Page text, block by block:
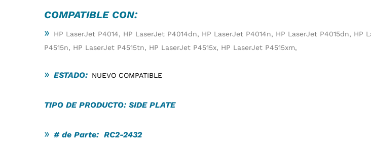
COMPATIBLE CON:
»
HP LaserJet P4014, HP LaserJet P4014dn, HP LaserJet P4014n, HP LaserJet P4015dn,
P4515n, HP LaserJet P4515tn, HP LaserJet P4515x, HP LaserJet P4515xm,
» ESTADO: NUEVO COMPATIBLE
TIPO DE PRODUCTO: SIDE PLATE
» # de Parte: RC2-2432